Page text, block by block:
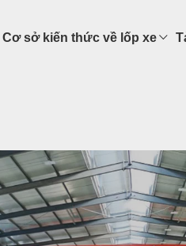
Cơ sở kiến ​​thức về lốp xe